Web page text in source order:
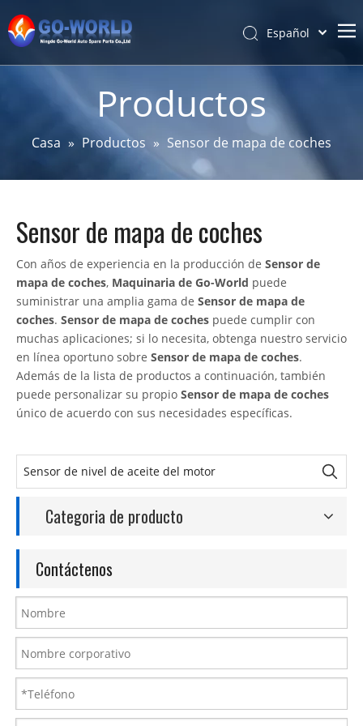
Acerca de
Productos
Apoyo
Contáctenos
Español
简体中文
Productos
Casa » Productos » Sensor de mapa de coches
Sensor de mapa de coches
Con años de experiencia en la producción de Sensor de
mapa de coches, Maquinaria de Go-World puede
suministrar una amplia gama de Sensor de mapa de
coches. Sensor de mapa de coches puede cumplir con
muchas aplicaciones; si lo necesita, obtenga nuestro servicio
en línea oportuno sobre Sensor de mapa de coches.
Además de la lista de productos a continuación, también
puede personalizar su propio Sensor de mapa de coches
único de acuerdo con sus necesidades específicas.
Categoria de producto
Contáctenos